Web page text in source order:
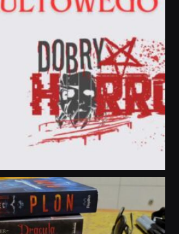
dobryhorror
Lip 31